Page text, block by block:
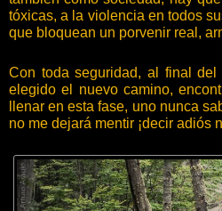
tóxicas, a la violencia en todos
que bloquean un porvenir real,
Con toda seguridad, al final
elegido el nuevo camino,
llenar en esta fase, uno nunca
no me dejará mentir ¡decir adiós